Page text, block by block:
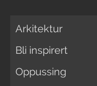
Arkitektur
Bli inspirert
Oppussing